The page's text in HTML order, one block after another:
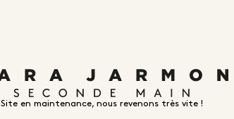
Site en maintenance, nous revenons très vite !